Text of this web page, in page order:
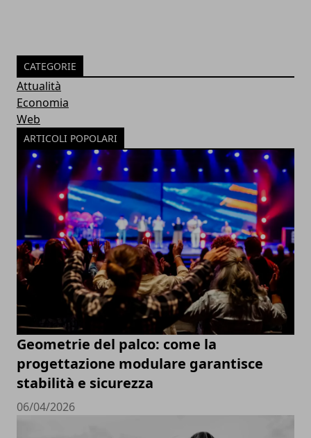
CATEGORIE
Attualità
Economia
Web
ARTICOLI POPOLARI
Geometrie del palco: come la
progettazione modulare garantisce
stabilità e sicurezza
06/04/2026